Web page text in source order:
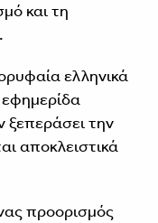
και τη
ελληνικά
ξεπεράσει την
αποκλειστικά
προορισμός